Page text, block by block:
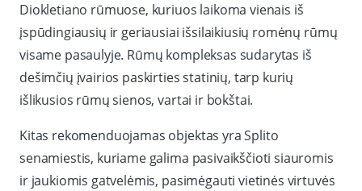
Diokletiano rūmuose, kuriuos laikoma vienais iš
įspūdingiausių ir geriausiai išsilaikiusių romėnų rūmų
visame pasaulyje. Rūmų kompleksas sudarytas iš
dešimčių įvairios paskirties statinių, tarp kurių
išlikusios rūmų sienos, vartai ir bokštai.
Kitas rekomenduojamas objektas yra Splito
senamiestis, kuriame galima pasivaikščioti siauromis
ir jaukiomis gatvelėmis, pasimėgauti vietinės virtuvės